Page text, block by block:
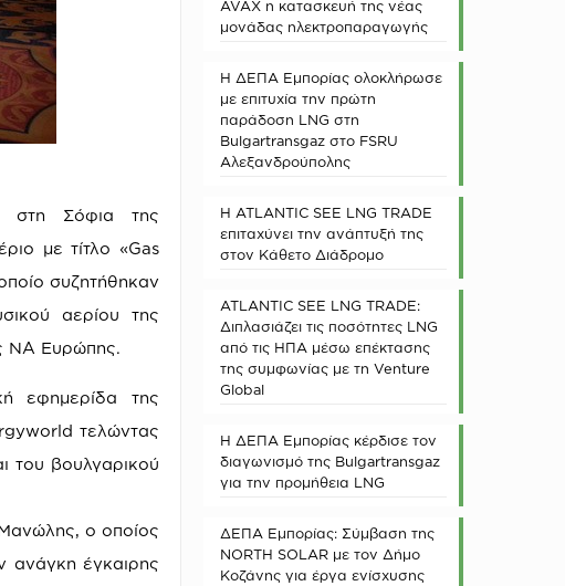
στη Σόφια της
με τίτλο «Gas
συζητήθηκαν
αερίου της
ΝΑ Ευρώπης.
εφημερίδα της
τελώντας
του βουλγαρικού
ο οποίος
ανάγκη έγκαιρης
AVAX η κατασκευή της νέας
μονάδας ηλεκτροπαραγωγής
Η ΔΕΠΑ Εμπορίας ολοκλήρωσε
με επιτυχία την πρώτη
παράδοση LNG στη
Bulgartransgaz στο FSRU
Αλεξανδρούπολης
Η ATLANTIC SEE LNG TRADE
επιταχύνει την ανάπτυξή της
στον Κάθετο Διάδρομο
ATLANTIC SEE LNG TRADE:
Διπλασιάζει τις ποσότητες LNG
από τις ΗΠΑ μέσω επέκτασης
της συμφωνίας με τη Venture
Global
Η ΔΕΠΑ Εμπορίας κέρδισε τον
διαγωνισμό της Bulgartransgaz
για την προμήθεια LNG
ΔΕΠΑ Εμπορίας: Σύμβαση της
NORTH SOLAR με τον Δήμο
Κοζάνης για έργα ενίσχυσης